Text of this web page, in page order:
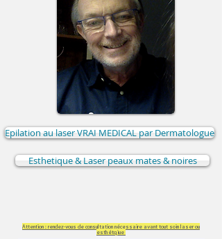
Epilation au laser VRAI MEDICAL par Dermatologue
Esthetique & Laser peaux mates & noires
Attention : rendez-vous de consultation nécessaire avant tout soin laser ou
esthétqiue